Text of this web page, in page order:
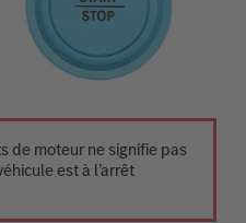
de moteur ne signifie pas
est à l’arrêt